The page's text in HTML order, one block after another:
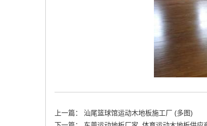
上一篇：
汕尾篮球馆运动木地板施工厂 (多图)